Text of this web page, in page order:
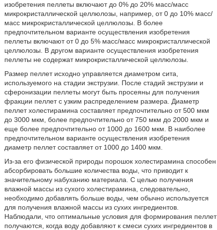
изобретения пеллеты включают до 0% до 20% масс/масс
микрокристаллической целлюлозы, например, от 0 до 10% масс/
масс микрокристаллической целлюлозы. В более
предпочтительном варианте осуществления изобретения
пеллеты включают от 0 до 5% масс/масс микрокристаллической
целлюлозы. В другом варианте осуществления изобретения
пеллеты не содержат микрокристаллической целлюлозы.
Размер пеллет исходно управляется диаметром сита,
используемого на стадии экструзии. После стадий экструзии и
сферонизации пеллеты могут быть просеяны для получения
фракции пеллет с узким распределением размера. Диаметр
пеллет холестирамина составляет предпочтительно от 500 мкм
до 3000 мкм, более предпочтительно от 750 мкм до 2000 мкм и
еще более предпочтительно от 1000 до 1600 мкм. В наиболее
предпочтительном варианте осуществления изобретения
диаметр пеллет составляет от 1000 до 1400 мкм.
Из-за его физической природы порошок холестирамина способен
абсорбировать большие количества воды, что приводит к
значительному набуханию материала. С целью получения
влажной массы из сухого холестирамина, следовательно,
необходимо добавлять больше воды, чем обычно используется
для получения влажной массы из сухих ингредиентов.
Наблюдали, что оптимальные условия для формирования пеллет
получаются, когда воду добавляют к смеси сухих ингредиентов в